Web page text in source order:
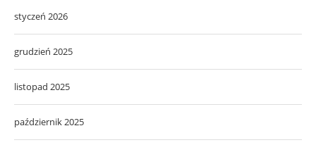
styczeń 2026
grudzień 2025
listopad 2025
październik 2025